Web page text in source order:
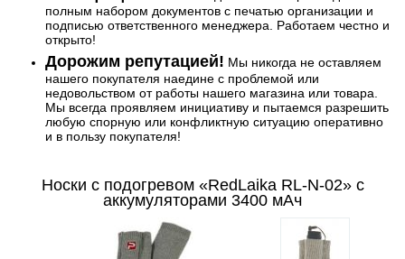
полным набором документов с печатью организации и
подписью ответственного менеджера. Работаем честно и
открыто!
Дорожим репутацией! Мы никогда не оставляем
нашего покупателя наедине с проблемой или
недовольством от работы нашего магазина или товара.
Мы всегда проявляем инициативу и пытаемся разрешить
любую спорную или конфликтную ситуацию оперативно
и в пользу покупателя!
Носки с подогревом «RedLaika RL-N-02» с
аккумуляторами 3400 мАч